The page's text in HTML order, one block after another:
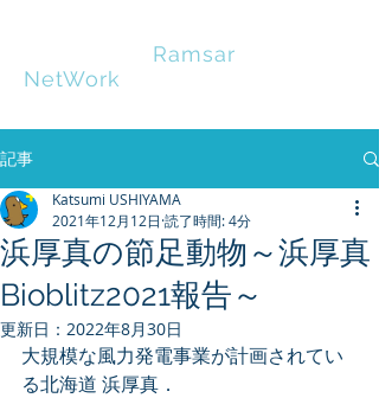
Ramsar
NetWork
記事
浜厚真の節足動物～浜厚真
Bioblitz2021報告～
Katsumi USHIYAMA
2021年12月12日 読了時間: 4分
更新日： 2022年8月30日
大規模な風力発電事業が計画されてい
る北海道 浜厚真．